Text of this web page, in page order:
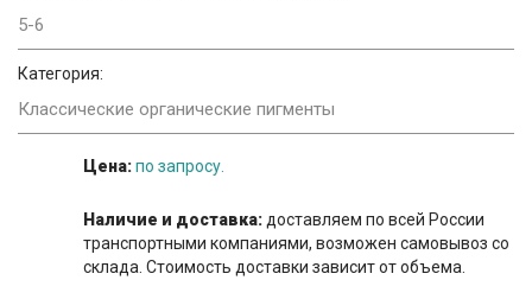
5-6
Категория:
Классические органические пигменты
Цена:по запросу.
Наличие и доставка: доставляем по всей России
транспортными компаниями, возможен самовывоз со
склада. Стоимость доставки зависит от объема.